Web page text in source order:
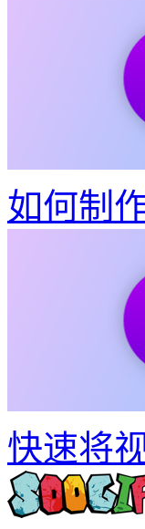
东京奥
如何制